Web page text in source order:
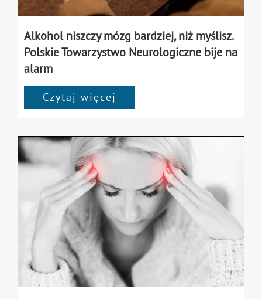
Alkohol niszczy mózg bardziej, niż myślisz.
Polskie Towarzystwo Neurologiczne bije na
alarm
Czytaj więcej